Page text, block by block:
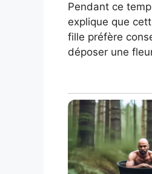
Pendant ce
explique que
fille préfère
déposer une